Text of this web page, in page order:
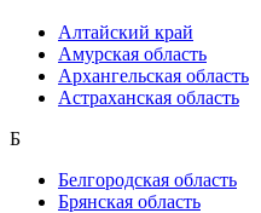
Алтайский край
Амурская область
Архангельская область
Астраханская область
Б
Белгородская область
Брянская область